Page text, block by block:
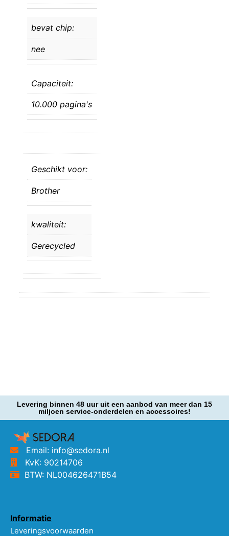
bevat chip:
nee
Capaciteit:
10.000 pagina's
Geschikt voor:
Brother
kwaliteit:
Gerecycled
Levering binnen 48 uur uit een aanbod van meer dan 15
miljoen service-onderdelen en accessoires!
Email: info@sedora.nl
KvK: 90214706
BTW: NL004626471B54
Informatie
Leveringsvoorwaarden